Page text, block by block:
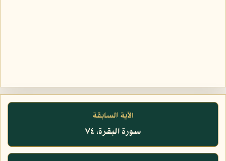
الآية السابقة
سورة البقرة، ٧٤